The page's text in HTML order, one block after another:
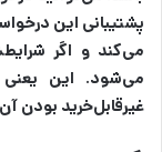
پشتیبانی این
می‌کند و اگر
می‌شود. این یعنی
غیرقابل‌خرید بودن